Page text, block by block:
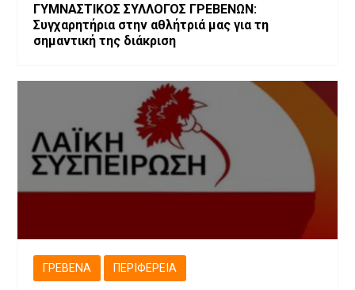
ΓΥΜΝΑΣΤΙΚΟΣ ΣΥΛΛΟΓΟΣ ΓΡΕΒΕΝΩΝ:
Συγχαρητήρια στην αθλήτριά μας για τη
σημαντική της διάκριση
ΓΡΕΒΕΝΆ ΠΕΡΙΦΈΡΕΙΑ